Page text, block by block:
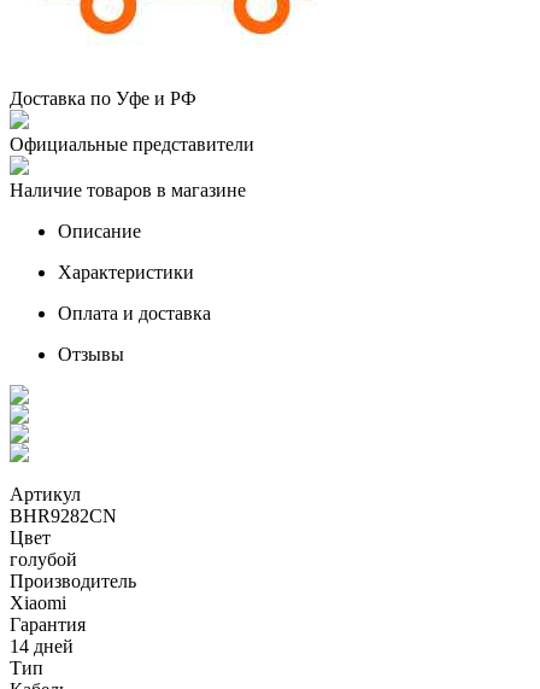
Доставка по Уфе и РФ
Официальные представители
Наличие товаров в магазине
Описание
Характеристики
Оплата и доставка
Отзывы
Артикул
BHR9282CN
Цвет
голубой
Производитель
Xiaomi
Гарантия
14 дней
Тип